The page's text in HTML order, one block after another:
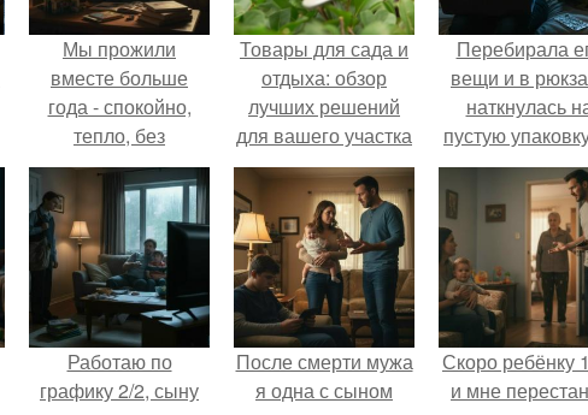
Мы прожили
вместе больше
года - спокойно,
тепло, без
конфликтов.
Товары для сада и
отдыха: обзор
лучших решений
для вашего участка
Перебирала
вещи и в
наткнулась
пустую
каких-то
Работаю по
графику 2/2, сыну
После смерти мужа
я одна с сыном
Скоро ребёнку
и мне